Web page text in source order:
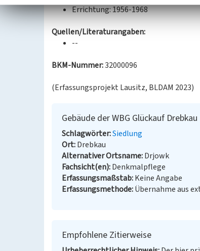
Errichtung: 1956-1968
Quellen/Literaturangaben:
--
BKM-Nummer:32000096
(Erfassungsprojekt Lausitz, BLDAM 2023)
Gebäude der WBG Glückauf Drebkau
Schlagwörter Siedlung
Ort Drebkau
Alternativer Ortsname Drjowk
Fachsicht(en) Denkmalpflege
Erfassungsmaßstab Keine Angabe
Erfassungsmethode Übernahme aus
Empfohlene Zitierweise